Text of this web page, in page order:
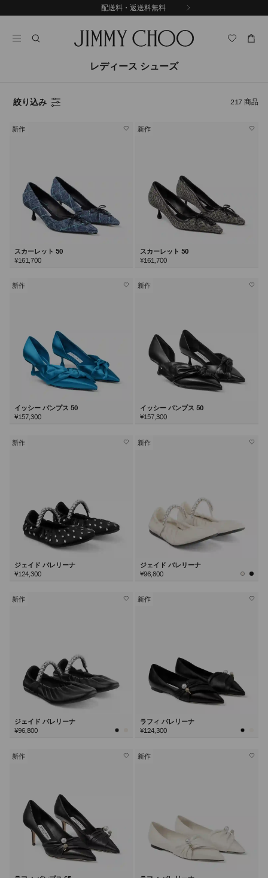
ン
ス
ラ
配送料・返送料無料
レディース シューズ
絞り込み 217商品
新作
スカーレット 50
¥161,700
新作
スカーレット 50
¥161,700
新作
イッシー パンプス 50
¥157,300
新作
イッシー パンプス 50
¥157,300
新作
ジェイド バレリーナ
¥124,300
新作
ジェイド バレリーナ
¥96,800
新作
ジェイド バレリーナ
¥96,800
新作
ラフィ バレリーナ
¥124,300
新作 新作